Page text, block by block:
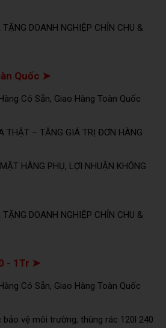
DOANH NGHIỆP CHỈN CHU &
Quốc ➤
Có Sẵn, Giao Hàng Toàn Quốc
THẬT – TĂNG GIÁ TRỊ ĐƠN HÀNG
HÀNG PHỤ, LỢI NHUẬN KHÔNG
DOANH NGHIỆP CHỈN CHU &
- 1Tr ➤
Có Sẵn, Giao Hàng Toàn Quốc
bảo vệ môi trường, thùng rác 120l 240